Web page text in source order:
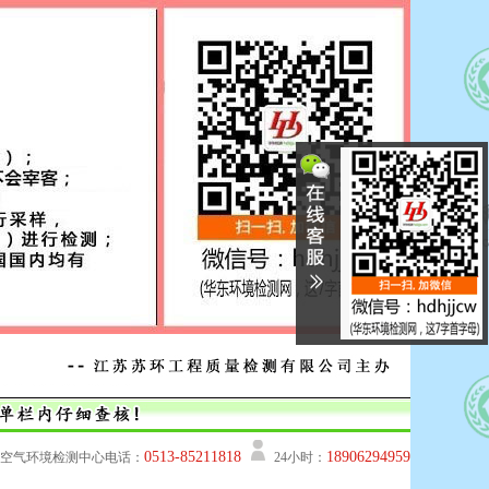
气环境检测中心电话： 0513-85211818 24小时： 18906294959